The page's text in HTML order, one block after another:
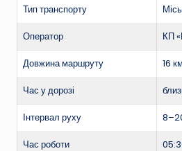
Тип транспорту
Оператор КП
Довжина маршруту 16 км
Час у дорозі
Інтервал руху
Час роботи